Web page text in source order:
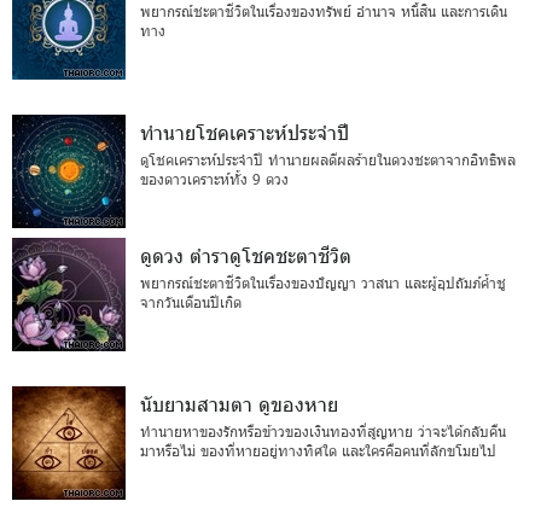
พยากรณ์ชะตาชีวิตในเรื่องของทรัพย์ อำนาจ หนี้สิน และการเดิน
ทาง
ทำนายโชคเคราะห์ประจำปี
ดูโชคเคราะห์ประจำปี ทำนายผลดีผลร้ายในดวงชะตาจากอิทธิพล
ของดาวเคราะห์ทั้ง 9 ดวง
ดูดวง ตำราดูโชคชะตาชีวิต
พยากรณ์ชะตาชีวิตในเรื่องของปัญญา วาสนา และผู้อุปถัมภ์ค้ำชู
จากวันเดือนปีเกิด
นับยามสามตา ดูของหาย
ทำนายหาของรักหรือข้าวของเงินทองที่สูญหาย ว่าจะได้กลับคืน
มาหรือไม่ ของที่หายอยู่ทางทิศใด และใครคือคนที่ลักขโมยไป